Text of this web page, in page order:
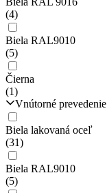
(4)
Biela RAL9010
(5)
Čierna
(1)
Vnútorné prevedenie
Biela lakovaná oceľ
(31)
Biela RAL9010
(5)